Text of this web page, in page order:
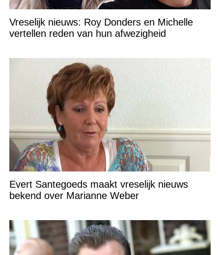
Vreselijk nieuws: Roy Donders en Michelle
vertellen reden van hun afwezigheid
Evert Santegoeds maakt vreselijk nieuws
bekend over Marianne Weber